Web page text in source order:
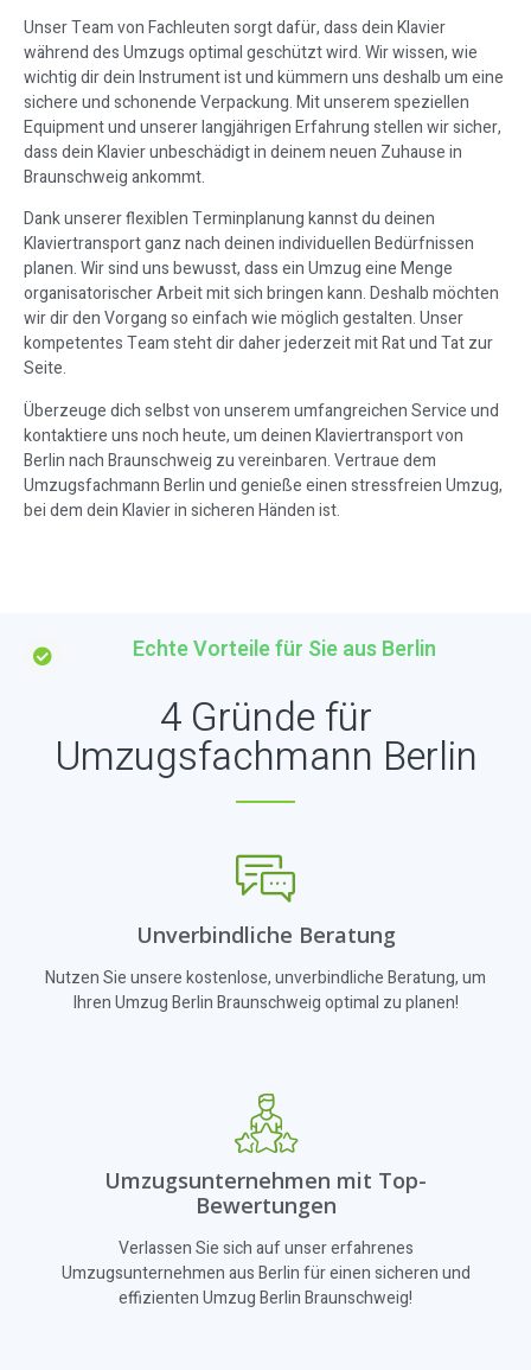
Unser Team von Fachleuten sorgt dafür, dass dein Klavier
während des Umzugs optimal geschützt wird. Wir wissen, wie
wichtig dir dein Instrument ist und kümmern uns deshalb um eine
sichere und schonende Verpackung. Mit unserem speziellen
Equipment und unserer langjährigen Erfahrung stellen wir sicher,
dass dein Klavier unbeschädigt in deinem neuen Zuhause in
Braunschweig ankommt.
Dank unserer flexiblen Terminplanung kannst du deinen
Klaviertransport ganz nach deinen individuellen Bedürfnissen
planen. Wir sind uns bewusst, dass ein Umzug eine Menge
organisatorischer Arbeit mit sich bringen kann. Deshalb möchten
wir dir den Vorgang so einfach wie möglich gestalten. Unser
kompetentes Team steht dir daher jederzeit mit Rat und Tat zur
Seite.
Überzeuge dich selbst von unserem umfangreichen Service und
kontaktiere uns noch heute, um deinen Klaviertransport von
Berlin nach Braunschweig zu vereinbaren. Vertraue dem
Umzugsfachmann Berlin und genieße einen stressfreien Umzug,
bei dem dein Klavier in sicheren Händen ist.
Echte Vorteile für Sie aus Berlin
4 Gründe für
Umzugsfachmann Berlin
Unverbindliche Beratung
Nutzen Sie unsere kostenlose, unverbindliche Beratung, um
Ihren Umzug Berlin Braunschweig optimal zu planen!
Umzugsunternehmen mit Top-
Bewertungen
Verlassen Sie sich auf unser erfahrenes
Umzugsunternehmen aus Berlin für einen sicheren und
effizienten Umzug Berlin Braunschweig!